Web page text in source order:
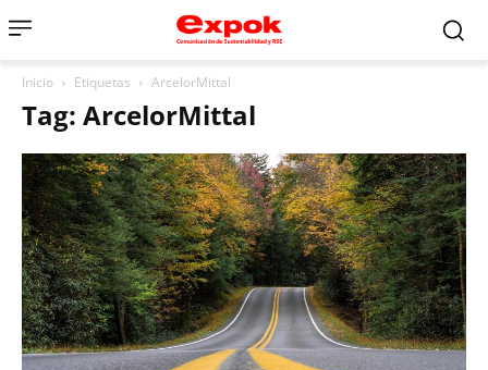
Inicio Etiquetas ArcelorMittal
Tag: ArcelorMittal